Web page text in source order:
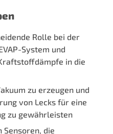
Rolle bei der
System und
in die
zu erzeugen und
von Lecks für eine
zu gewährleisten
die